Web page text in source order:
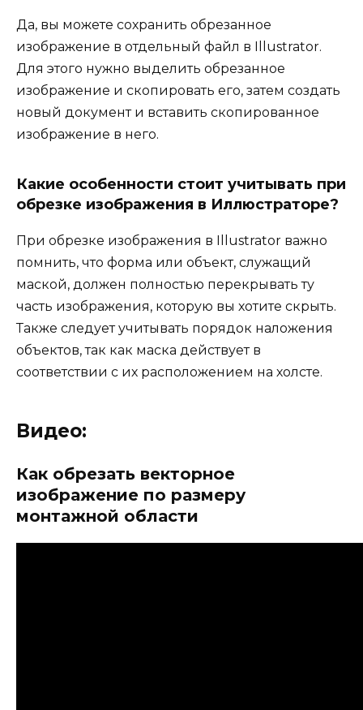
Да, вы можете сохранить обрезанное
изображение в отдельный файл в Illustrator.
Для этого нужно выделить обрезанное
изображение и скопировать его, затем создать
новый документ и вставить скопированное
изображение в него.
Какие особенности стоит учитывать при
обрезке изображения в Иллюстраторе?
При обрезке изображения в Illustrator важно
помнить, что форма или объект, служащий
маской, должен полностью перекрывать ту
часть изображения, которую вы хотите скрыть.
Также следует учитывать порядок наложения
объектов, так как маска действует в
соответствии с их расположением на холсте.
Видео:
Как обрезать векторное
изображение по размеру
монтажной области